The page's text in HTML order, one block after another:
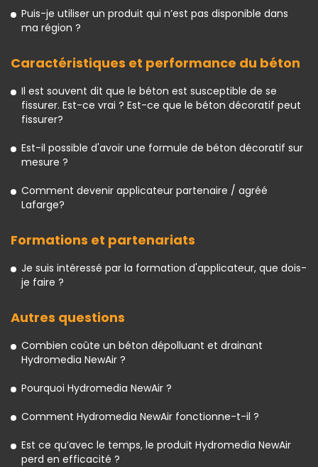
Puis-je utiliser un produit qui n’est pas disponible dans
ma région ?
Caractéristiques et performance du béton
Il est souvent dit que le béton est susceptible de se
fissurer. Est-ce vrai ? Est-ce que le béton décoratif peut
fissurer?
Est-il possible d'avoir une formule de béton décoratif sur
mesure ?
Comment devenir applicateur partenaire / agréé
Lafarge?
Formations et partenariats
Je suis intéressé par la formation d'applicateur, que dois-
je faire ?
Autres questions
Combien coûte un béton dépolluant et drainant
Hydromedia NewAir ?
Pourquoi Hydromedia NewAir ?
Comment Hydromedia NewAir fonctionne-t-il ?
Est ce qu’avec le temps, le produit Hydromedia NewAir
perd en efficacité ?